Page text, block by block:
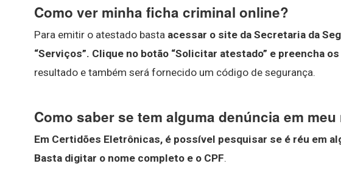
Como ver minha ficha criminal online?
Para emitir o atestado basta acessar o site da Secretaria da
“Serviços”. Clique no botão “Solicitar atestado” e preencha os
resultado e também será fornecido um código de segurança.
Como saber se tem alguma denúncia em meu
Em Certidões Eletrônicas, é possível pesquisar se é réu em
Basta digitar o nome completo e o CPF.